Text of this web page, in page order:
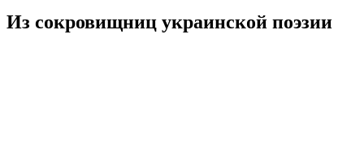
Из сокровищниц украинской поэзии